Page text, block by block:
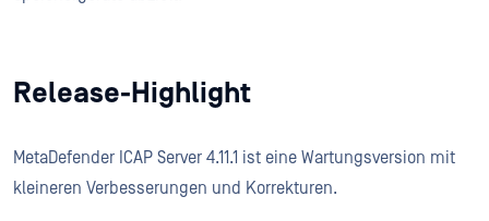
Release-Highlight
MetaDefender ICAP Server 4.11.1 ist eine Wartungsversion mit
kleineren Verbesserungen und Korrekturen.